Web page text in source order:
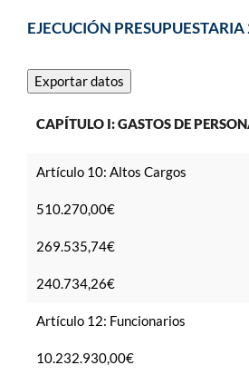
EJECUCIÓN
Exportar datos
con
datos
ejecución
2021,
de
de
2021
CAPÍTULO I: GASTOS DE
Artículo 10: Altos Cargos
510.270,00€
269.535,74€
240.734,26€
Artículo 12: Funcionarios
10.232.930,00€